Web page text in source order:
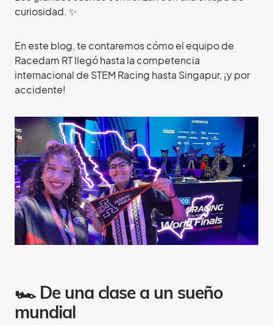
curiosidad. ✨
En este blog, te contaremos cómo el equipo de
Racedam RT llegó hasta la competencia
internacional de STEM Racing hasta Singapur, ¡y por
accidente!
🏎️ De una clase a un sueño
mundial